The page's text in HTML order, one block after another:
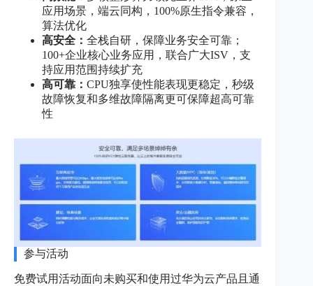
应用场景，端云同构，100%原生指令兼容，
算法优化
高安全： 全栈自研，保障业务安全可靠；
100+企业核心业务应用，联合广大ISV，支
持应用范围持续扩充
高可靠： CPU独享使性能表现更稳定，秒级
故障恢复和多维故障隔离更可保障超高可靠
性
参与活动
免费试用活动面向未购买和使用过华为云产品且通